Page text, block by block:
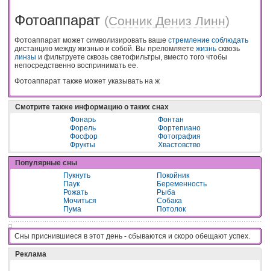
Фотоаппарат (Сонник Дениз Линн)
Фотоаппарат может символизировать ваше стремление соблюдать
дистанцию между жизнью и собой. Вы преломляете жизнь сквозь
линзы и фильтруете сквозь светофильтры, вместо того чтобы
непосредственно воспринимать ее.
Фотоаппарат также может указывать на ж
Смотрите также информацию о таких снах
Фонарь
Фонтан
Форель
Фортепиано
Фосфор
Фотография
Фрукты
Хвастовство
Популярные сны
Пукнуть
Покойник
Паук
Беременность
Рожать
Рыба
Мочиться
Собака
Пума
Потолок
Сны приснившиеся в этот день - cбывaютcя и cкopo oбeщaют ycпex.
Реклама